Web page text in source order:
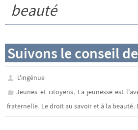
beauté
Suivons le conseil
L'ingénue
Jeunes et citoyens, La jeunesse est
fraternelle, Le droit au savoir et à la beauté,